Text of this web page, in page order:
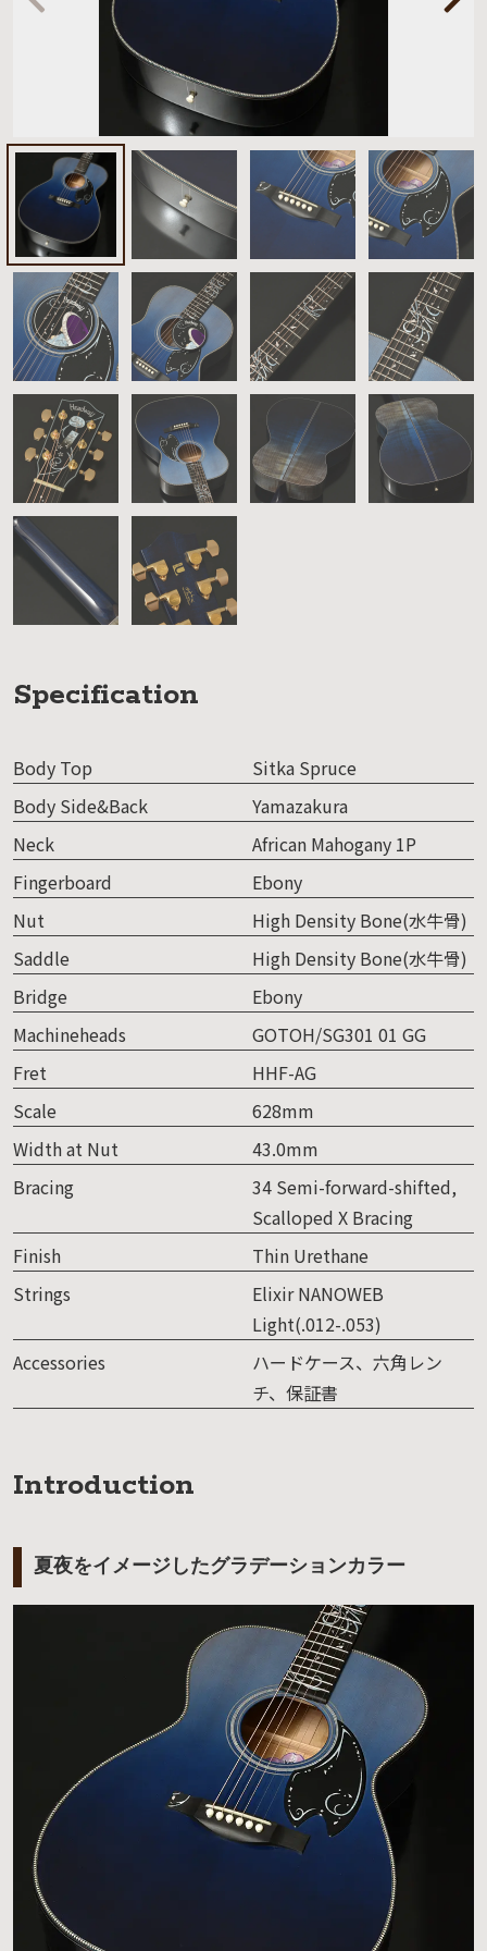
Specification
Body Top
Sitka Spruce
Body Side&Back
Yamazakura
Neck
African Mahogany 1P
Fingerboard
Ebony
Nut
High Density Bone(水牛骨)
Saddle
High Density Bone(水牛骨)
Bridge
Ebony
Machineheads
GOTOH/SG301 01 GG
Fret
HHF-AG
Scale
628mm
Width at Nut
43.0mm
Bracing
34 Semi-forward-shifted,
Scalloped X Bracing
Finish
Thin Urethane
Strings
Elixir NANOWEB
Light(.012-.053)
Accessories
ハードケース、六角レン
チ、保証書
Introduction
夏夜をイメージしたグラデーションカラー